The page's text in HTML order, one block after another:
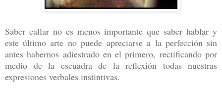
Saber callar no es menos importante que saber hablar y
este último arte no puede apreciarse a la perfección sin
antes habernos adiestrado en el primero, rectificando por
medio de la escuadra de la reflexión todas nuestras
expresiones verbales instintivas.